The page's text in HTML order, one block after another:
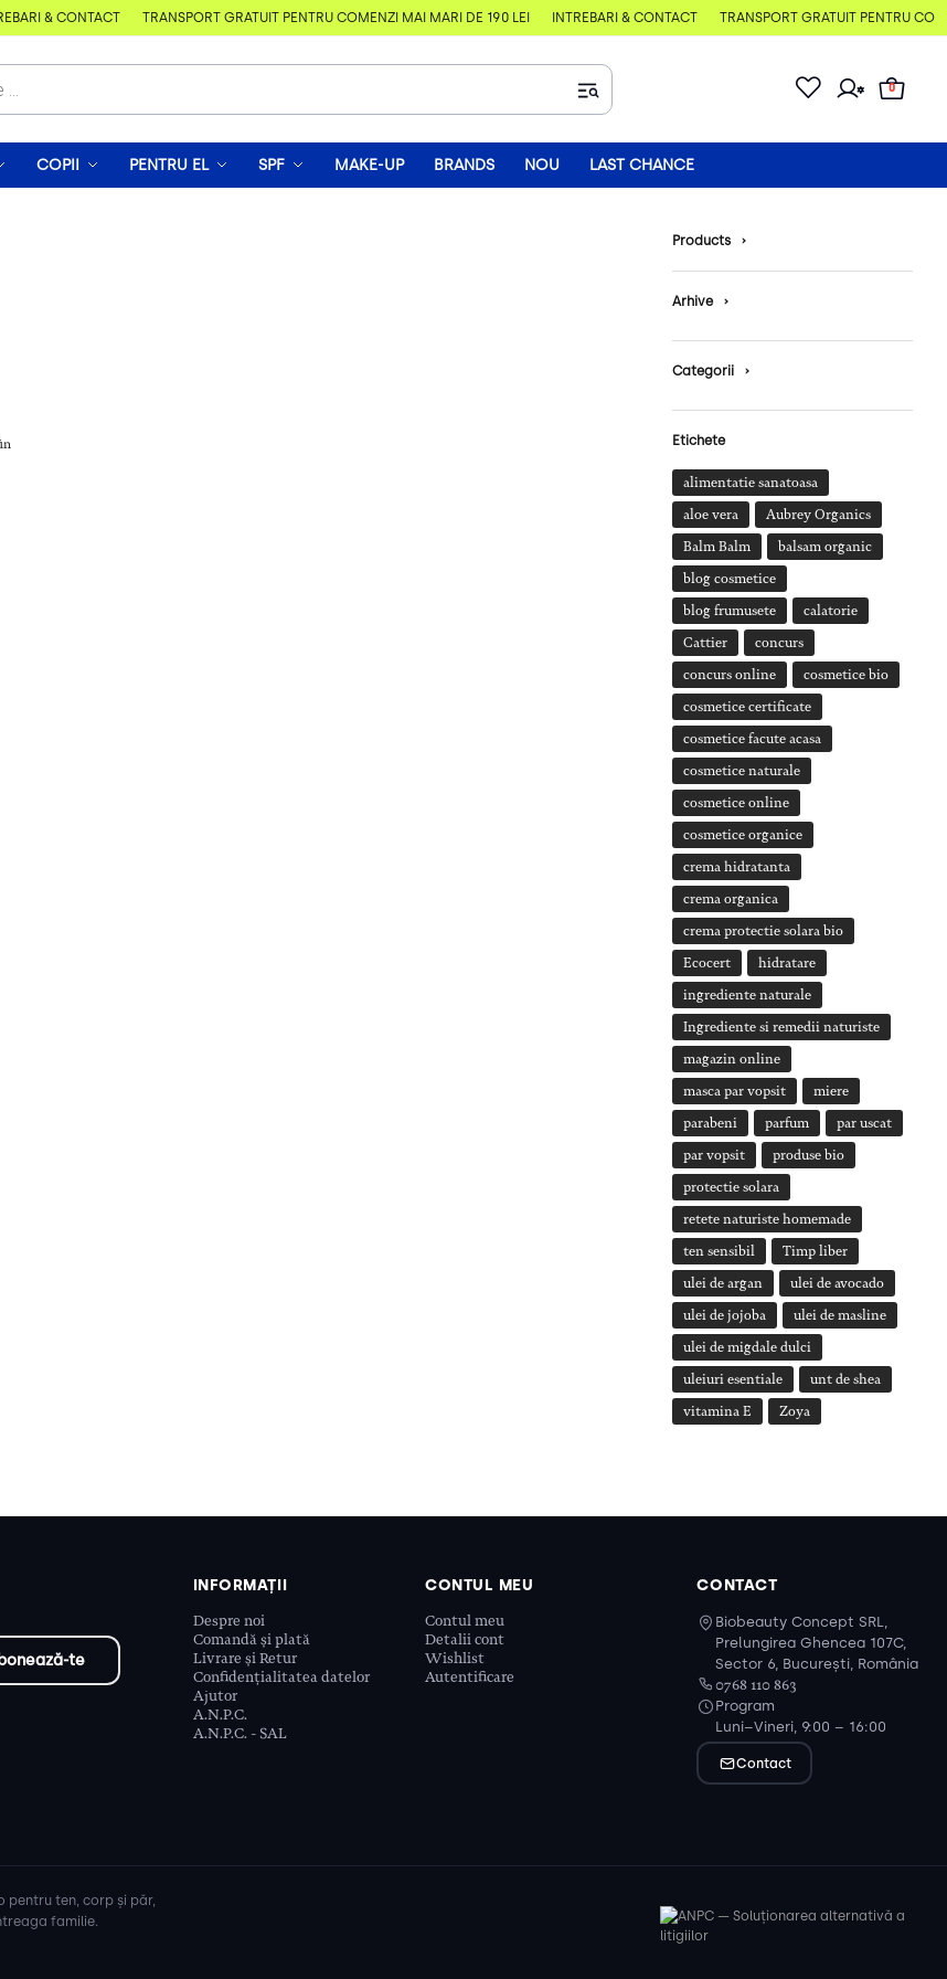
& CONTACT TRANSPORT GRATUIT PENTRU COMENZI MAI MARI DE 190 LEI ÎNTREBĂRI & CONTACT TRANSPORT GRATUIT PENTRU
0
COPII PENTRU EL SPF MAKE-UP BRANDS NOU LAST CHANCE
Products ›
Arhive ›
Categorii ›
Etichete
alimentatie sanatoasa
aloe vera Aubrey Organics
Balm Balm balsam organic
blog cosmetice
blog frumusete calatorie
Cattier concurs
concurs online cosmetice bio
cosmetice certificate
cosmetice facute acasa
cosmetice naturale
cosmetice online
cosmetice organice
crema hidratanta
crema organica
crema protectie solara bio
Ecocert hidratare
ingrediente naturale
Ingrediente si remedii naturiste
magazin online
masca par vopsit miere
parabeni parfum par uscat
par vopsit produse bio
protectie solara
retete naturiste homemade
ten sensibil Timp liber
ulei de argan ulei de avocado
ulei de jojoba ulei de masline
ulei de migdale dulci
uleiuri esentiale unt de shea
vitamina E Zoya
INFORMAȚII
Despre noi
Comandă și plată
Livrare și Retur
Confidențialitatea datelor
Ajutor
A.N.P.C.
A.N.P.C. - SAL
CONTUL MEU
Contul meu
Detalii cont
Wishlist
Autentificare
CONTACT
Biobeauty Concept SRL,
Prelungirea Ghencea 107C,
Sector 6, București, România
0768 110 863
Program
Luni–Vineri, 9:00 – 16:00
Contact
pentru ten, corp și păr,
familie.